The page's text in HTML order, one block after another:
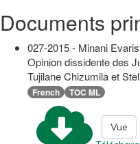
Documents
027-2015 - Minani
Opinion dissidente des
Tujilane Chizumila et
French TOC ML
Vue